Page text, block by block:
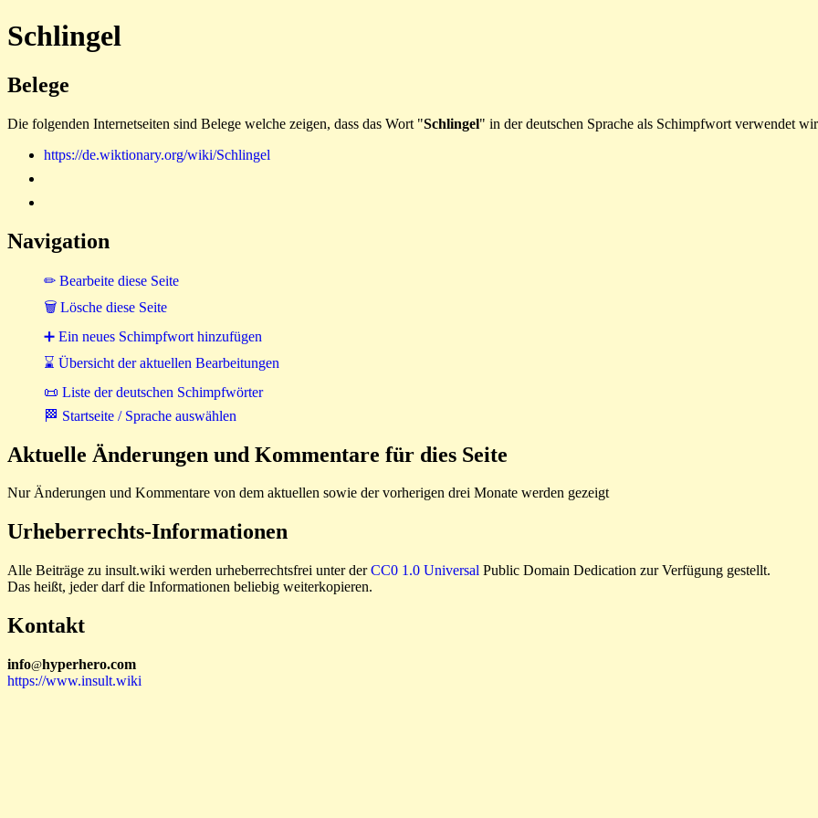
Schlingel
Belege
Die folgenden Internetseiten sind Belege welche zeigen, dass das Wort "Schlingel" in der deutschen Sprache als Schimpfwort verwendet
https://de.wiktionary.org/wiki/Schlingel
Navigation
✏ Bearbeite diese Seite
🗑 Lösche diese Seite
➕ Ein neues Schimpfwort hinzufügen
⌛ Übersicht der aktuellen Bearbeitungen
📜 Liste der deutschen Schimpfwörter
🏁 Startseite / Sprache auswählen
Aktuelle Änderungen und Kommentare für dies Seite
Nur Änderungen und Kommentare von dem aktuellen sowie der vorherigen drei Monate werden gezeigt
Urheberrechts-Informationen
Alle Beiträge zu insult.wiki werden urheberrechtsfrei unter derCC0 1.0 Universal Public Domain Dedication zur Verfügung gestellt.
Das heißt, jeder darf die Informationen beliebig weiterkopieren.
Kontakt
info@hyperhero.com
https://www.insult.wiki